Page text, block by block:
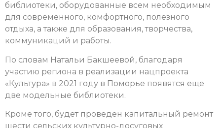
библиотеки, оборудованные всем необходимым
для современного, комфортного, полезного
отдыха, а также для образования, творчества,
коммуникаций и работы.
По словам Натальи Бакшеевой, благодаря
участию региона в реализации нацпроекта
«Культура» в 2021 году в Поморье появятся еще
две модельные библиотеки.
Кроме того, будет проведен капитальный ремонт
шести сельских культурно-досуговых